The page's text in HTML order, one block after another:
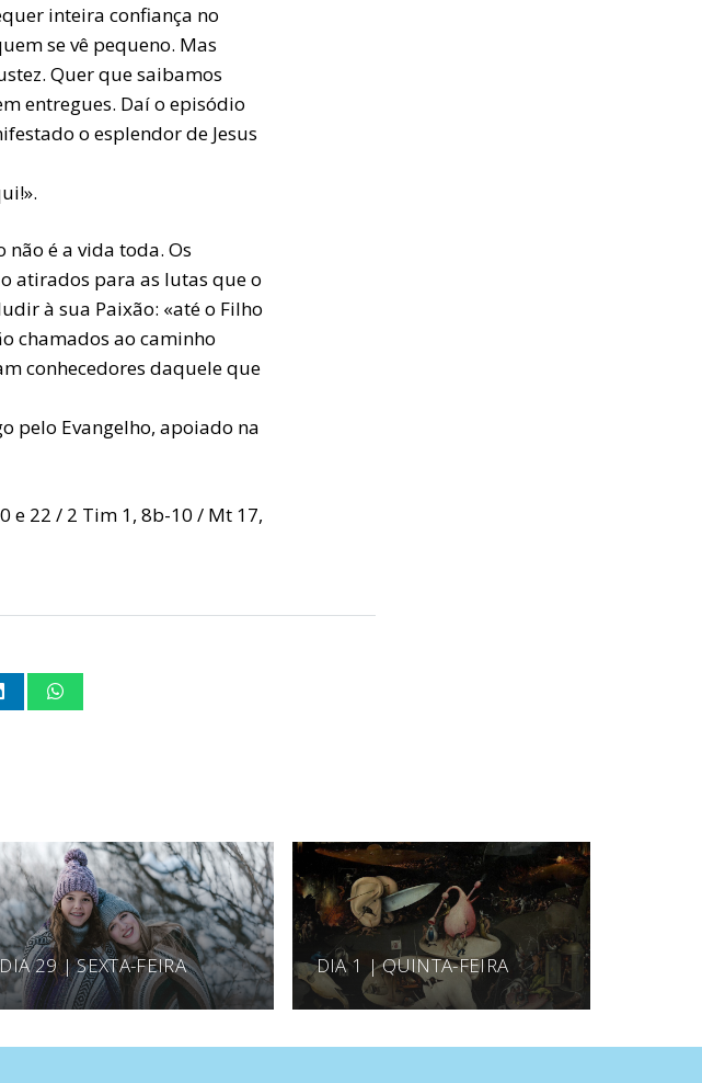
inteira confiança no
se vê pequeno. Mas
Quer que saibamos
entregues. Daí o episódio
o esplendor de Jesus
não é a vida toda. Os
atirados para as lutas que o
à sua Paixão: «até o Filho
chamados ao caminho
conhecedores daquele que
pelo Evangelho, apoiado na
e 22 / 2 Tim 1, 8b-10 / Mt 17,
DIA 29 | SEXTA-FEIRA DIA 1 | QUINTA-FEIRA